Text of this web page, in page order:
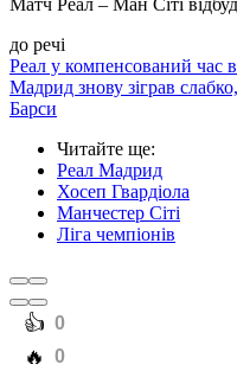
Матч Реал – Ман Сіті
до речі
Реал у компенсований час
Мадрид знову зіграв
Барси
Читайте ще:
Реал Мадрид
Хосеп Гвардіола
Манчестер Сіті
Ліга чемпіонів
️👍 0
️🔥 0